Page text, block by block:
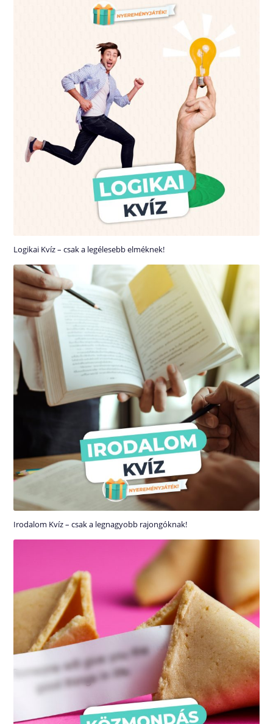
Logikai Kvíz – csak a legélesebb elméknek!
Irodalom Kvíz – csak a legnagyobb rajongóknak!